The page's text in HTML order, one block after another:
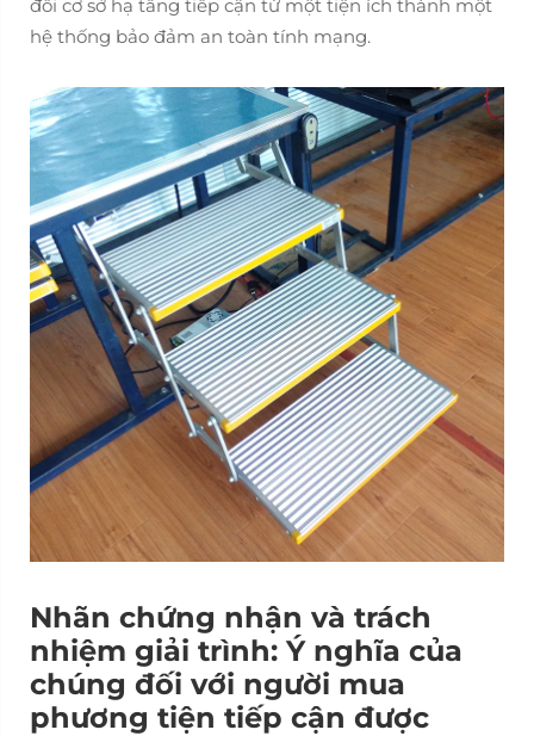
đổi cơ sở hạ tầng tiếp cận từ một tiện ích thành một
hệ thống bảo đảm an toàn tính mạng.
Nhãn chứng nhận và trách
nhiệm giải trình: Ý nghĩa của
chúng đối với người mua
phương tiện tiếp cận được